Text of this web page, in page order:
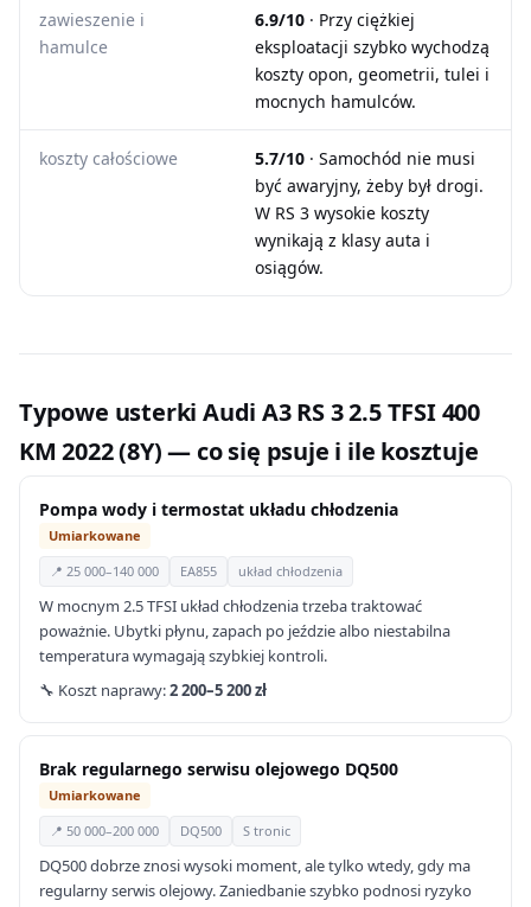
zawieszenie i
hamulce
6.9/10 · Przy ciężkiej
eksploatacji szybko wychodzą
koszty opon, geometrii, tulei i
mocnych hamulców.
koszty całościowe 5.7/10 · Samochód nie musi
być awaryjny, żeby był drogi.
W RS 3 wysokie koszty
wynikają z klasy auta i
osiągów.
Typowe usterki Audi A3 RS 3 2.5 TFSI 400
KM 2022 (8Y) — co się psuje i ile kosztuje
Pompa wody i termostat układu chłodzenia
Umiarkowane
📍 25 000–140 000
EA855 układ chłodzenia
W mocnym 2.5 TFSI układ chłodzenia trzeba traktować
poważnie. Ubytki płynu, zapach po jeździe albo niestabilna
temperatura wymagają szybkiej kontroli.
🔧 Koszt naprawy:2 200–5 200 zł
Brak regularnego serwisu olejowego DQ500
Umiarkowane
📍 50 000–200 000
DQ500 S tronic
DQ500 dobrze znosi wysoki moment, ale tylko wtedy, gdy ma
regularny serwis olejowy. Zaniedbanie szybko podnosi ryzyko